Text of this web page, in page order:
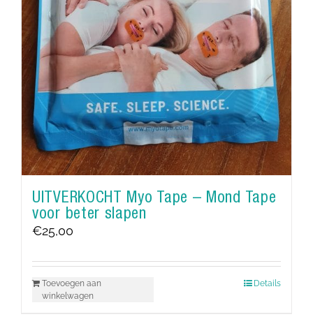
UITVERKOCHT Myo Tape – Mond Tape
voor beter slapen
€25,00
Toevoegen aan
winkelwagen
Details